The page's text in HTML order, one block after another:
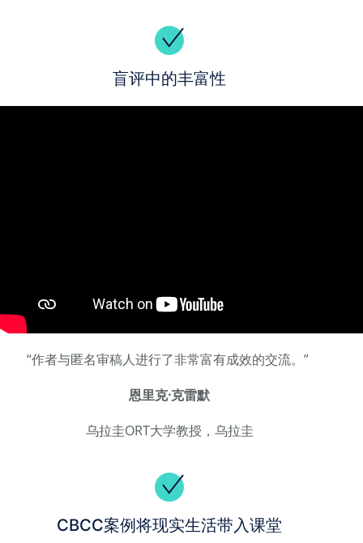
盲评中的丰富性
“作者与匿名审稿人进行了非常富有成效的交流。”
恩里克·克雷默
乌拉圭ORT大学教授，乌拉圭
CBCC案例将现实生活带入课堂